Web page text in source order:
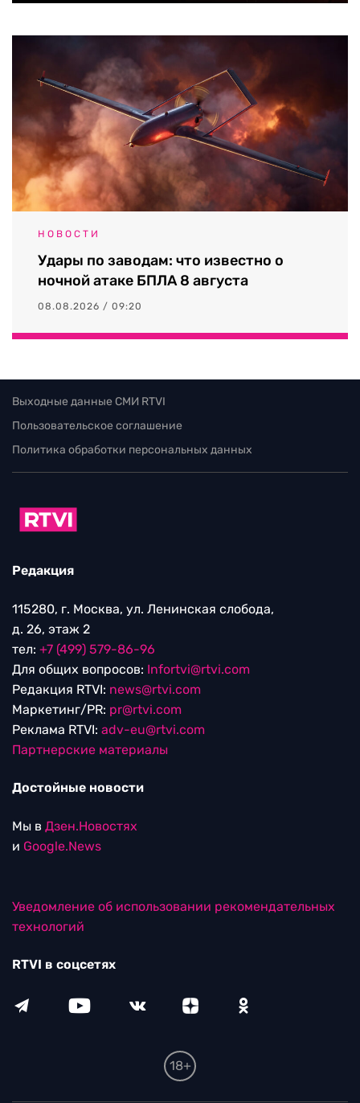
НОВОСТИ
Удары по заводам: что известно о
ночной атаке БПЛА 8 августа
08.08.2026 / 09:20
Выходные данные СМИ RTVI
Пользовательское соглашение
Политика обработки персональных данных
Редакция
115280, г. Москва, ул. Ленинская слобода,
д. 26, этаж 2
тел: +7 (499) 579-86-96
Для общих вопросов: Infortvi@rtvi.com
Редакция RTVI: news@rtvi.com
Маркетинг/PR: pr@rtvi.com
Реклама RTVI: adv-eu@rtvi.com
Партнерские материалы
Достойные новости
Мы в Дзен.Новостях
и Google.News
Уведомление об использовании рекомендательных
технологий
RTVI в соцсетях
18+